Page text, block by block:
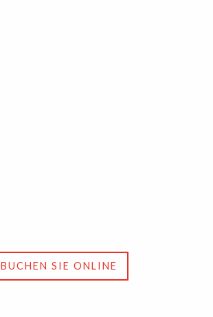
BUCHEN SIE ONLINE